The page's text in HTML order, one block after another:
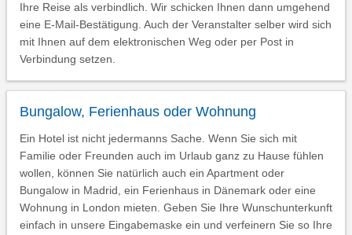
Ihre Reise als verbindlich. Wir schicken Ihnen dann umgehend
eine E-Mail-Bestätigung. Auch der Veranstalter selber wird sich
mit Ihnen auf dem elektronischen Weg oder per Post in
Verbindung setzen.
Bungalow, Ferienhaus oder Wohnung
Ein Hotel ist nicht jedermanns Sache. Wenn Sie sich mit
Familie oder Freunden auch im Urlaub ganz zu Hause fühlen
wollen, können Sie natürlich auch ein Apartment oder
Bungalow in Madrid, ein Ferienhaus in Dänemark oder eine
Wohnung in London mieten. Geben Sie Ihre Wunschunterkunft
einfach in unsere Eingabemaske ein und verfeinern Sie so Ihre